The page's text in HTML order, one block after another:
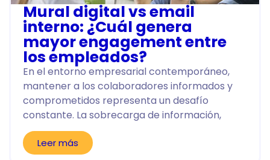
Mural digital vs email
interno: ¿Cuál genera
mayor engagement entre
los empleados?
En el entorno empresarial contemporáneo,
mantener a los colaboradores informados y
comprometidos representa un desafío
constante. La sobrecarga de información,
Leer más